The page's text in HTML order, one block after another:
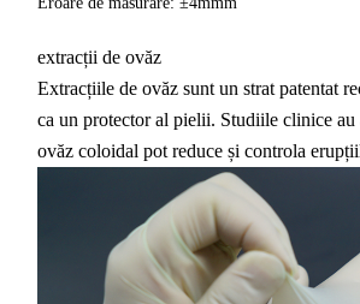
extracții de ovăz
Extracțiile de ovăz sunt un strat patentat
ca un protector al pielii. Studiile clinice au
ovăz coloidal pot reduce și controla